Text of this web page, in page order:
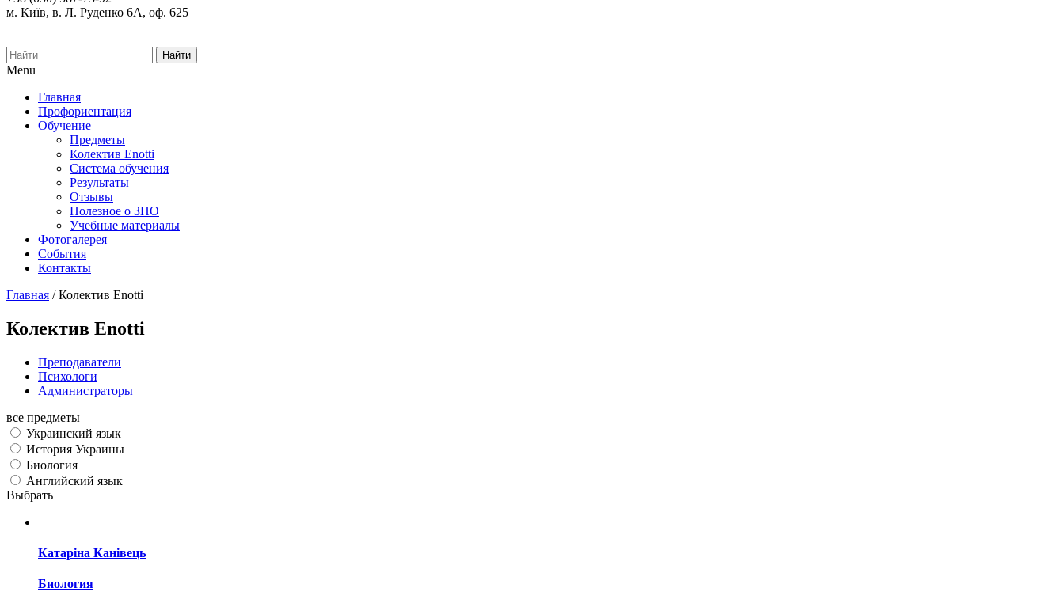
м. Київ, в. Л. Руденко 6А, оф. 625
Найти
Menu
Главная
Профориентация
Обучение
Предметы
Колектив Enotti
Система обучения
Результаты
Отзывы
Полезное о ЗНО
Учебные материалы
Фотогалерея
События
Контакты
Главная /Колектив Enotti
Колектив Enotti
Преподаватели
Психологи
Администраторы
все предметы
Украинский язык
История Украины
Биология
Английский язык
Выбрать
Катаріна Канівець
Биология